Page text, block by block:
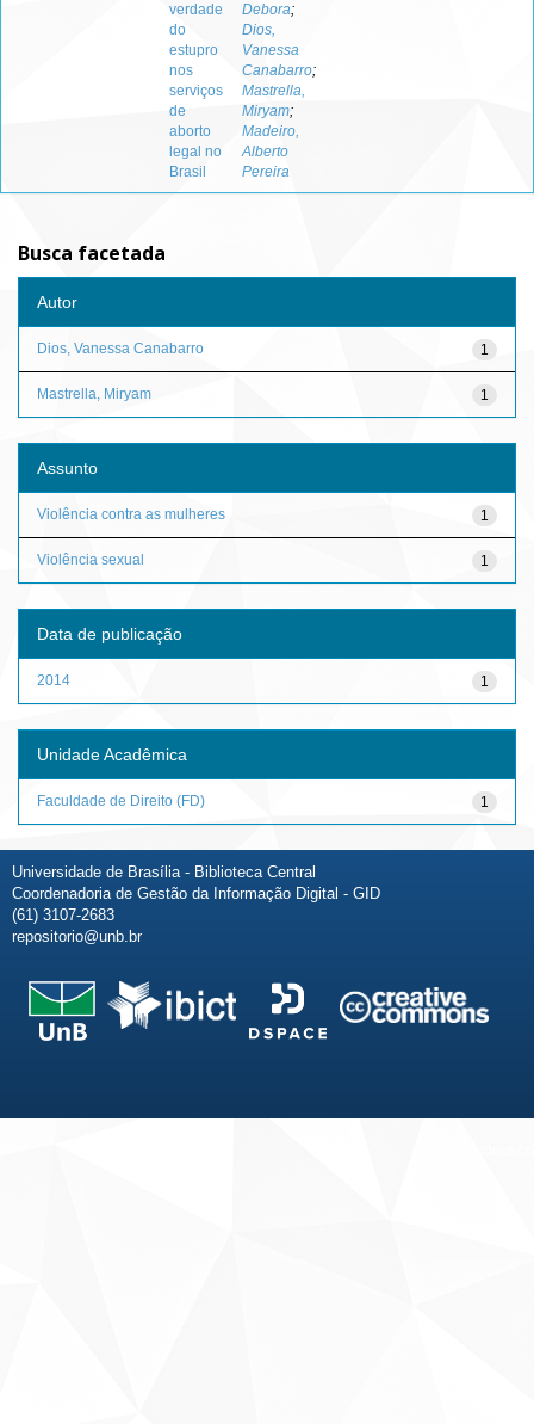
verdade
do
estupro
nos
serviços
de
aborto
legal no
Brasil
Debora;
Dios,
Vanessa
Canabarro;
Mastrella,
Miryam;
Madeiro,
Alberto
Pereira
Busca facetada
Autor
1
Dios, Vanessa Canabarro
1
Mastrella, Miryam
Assunto
1
Violência contra as mulheres
1
Violência sexual
Data de publicação
1
2014
Unidade Acadêmica
1
Faculdade de Direito (FD)
Universidade de Brasília - Biblioteca Central
Coordenadoria de Gestão da Informação Digital - GID
(61) 3107-2683
repositorio@unb.br